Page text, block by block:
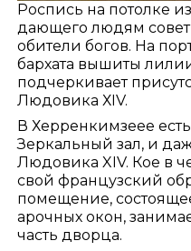
Роспись на потолке
дающего людям
обители богов. На
бархата вышиты
подчеркивает
Людовика ХIV.
В Херренкимзеее
Зеркальный зал, и
Людовика XIV. Кое в
свой французский
помещение,
арочных окон,
часть дворца.